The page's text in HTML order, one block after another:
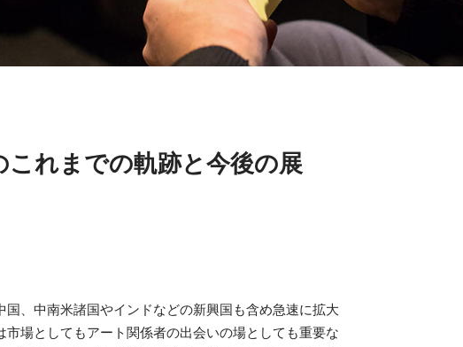
れまでの軌跡と今後の展
、中南米諸国やインドなどの新興国も含め急速に拡大
場としてもアート関係者の出会いの場としても重要な